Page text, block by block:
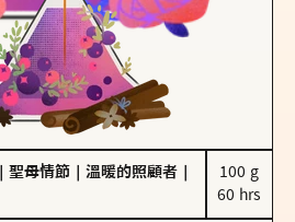
聖母情節 溫暖的照顧者
100 g
60 hrs